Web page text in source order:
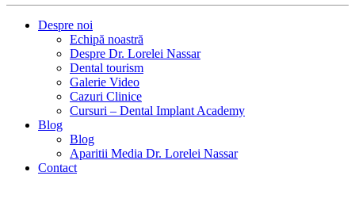
Despre noi
Echipă noastră
Despre Dr. Lorelei Nassar
Dental tourism
Galerie Video
Cazuri Clinice
Cursuri – Dental Implant Academy
Blog
Blog
Aparitii Media Dr. Lorelei Nassar
Contact